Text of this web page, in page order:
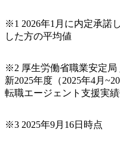
ご担当いただき、当社の
徐々に対応範囲を広げて
ルティング領域)から参画
への企画提案、そして実
だきます。 アジャイル開
軟に取り入れながら改善
きます。 ● 勤務地 東京都渋谷区渋谷3丁目6-7 渋谷金王タワ
※1 2026年1月に内定承諾
した方の平均値
※2 厚生労働省職業安定局
新2025年度（2025年4月
転職エージェント支援実
※3 2025年9月16日時点